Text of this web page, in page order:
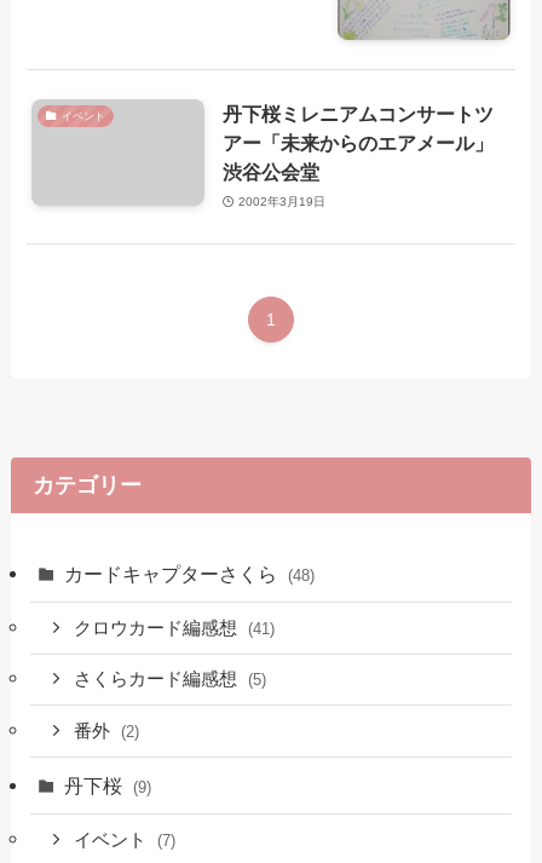
イベント
丹下桜ミレニアムコンサートツ
アー「未来からのエアメール」
渋谷公会堂
2002年3月19日
1
カテゴリー
カードキャプターさくら (48)
クロウカード編感想 (41)
さくらカード編感想 (5)
番外 (2)
丹下桜 (9)
イベント (7)